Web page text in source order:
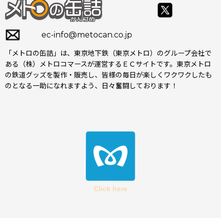
ec-info@metocan.co.jp
「メトロの缶詰」は、東京地下鉄（東京メトロ）のグループ会社で
ある（株）メトロコマースが運営するＥＣサイトです。東京メトロ
の鉄道グッズを製作・販売し、皆様の毎日が楽しくワクワクしたも
のとなる一助になれますよう、日々奮闘しております！
Click here